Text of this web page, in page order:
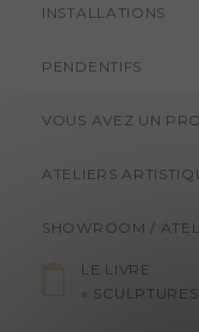
INSTALLATIONS
PENDENTIFS
VOUS AVEZ UN
ATELIERS
SHOWROOM /
LE LIVRE
«